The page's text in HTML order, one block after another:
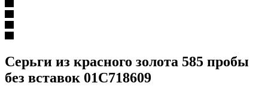
Серьги из красного золота 585 пробы
без вставок 01С718609